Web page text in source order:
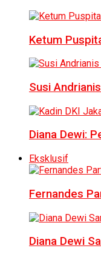
Ketum
Susi
Diana Dewi:
Eksklusif
Fernandes
Diana Dewi